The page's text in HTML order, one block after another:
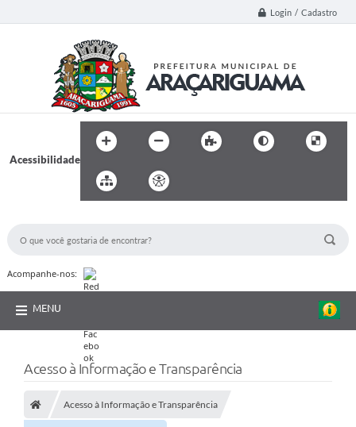
Login / Cadastro
Acessibilidade
Acompanhe-nos:
MENU
Acesso à Informação e Transparência
Acesso à Informação e Transparência